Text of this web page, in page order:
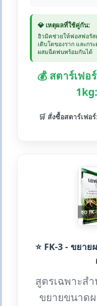
💎 เหตุผลที่ใช้คู่กัน:
ฮิวมิคช่วยให้ฟอสฟอรัส
เติบโตของราก และกร
ผสมฉีดพ่นพร้อมกันได้
💰 สตาร์เฟ
🛒 สั่งซื้อสตาร์เฟอร์:
⭐ FK-3 - ขยา
สูตรเฉพาะส
ขยายขนาด